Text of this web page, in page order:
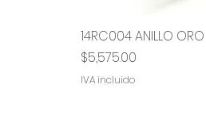
Vista rápida
14RC004 ANILLO ORO
Precio
$5,575.00
IVA incluido